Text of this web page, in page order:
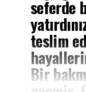
seferde
teslim
Bir